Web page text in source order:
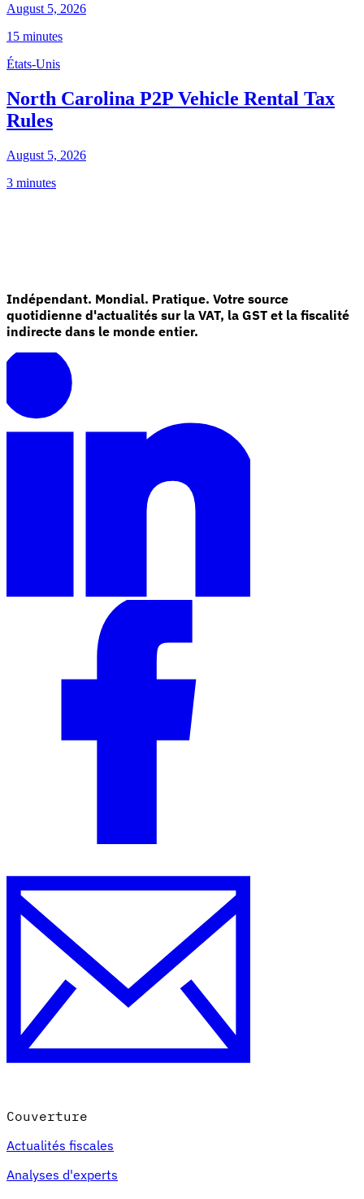
August 5, 2026
15 minutes
États-Unis
North Carolina P2P Vehicle Rental Tax
Rules
August 5, 2026
3 minutes
Indépendant. Mondial. Pratique. Votre source
quotidienne d'actualités sur la VAT, la GST et la fiscalité
indirecte dans le monde entier.
Couverture
Actualités fiscales
Analyses d'experts